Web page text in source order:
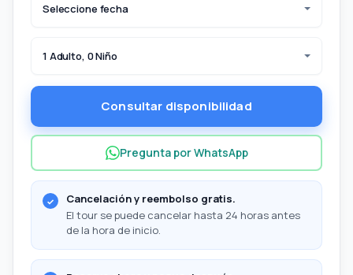
Seleccione fecha
1 Adulto, 0 Niño
Consultar disponibilidad
Pregunta por WhatsApp
Cancelación y reembolso gratis.
El tour se puede cancelar hasta 24 horas antes
de la hora de inicio.